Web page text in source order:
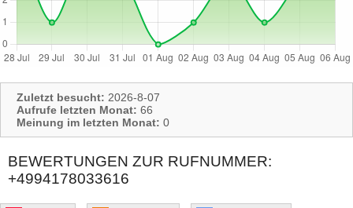
Zuletzt besucht: 2026-8-07
Aufrufe letzten Monat: 66
Meinung im letzten Monat: 0
BEWERTUNGEN ZUR RUFNUMMER:
+4994178033616